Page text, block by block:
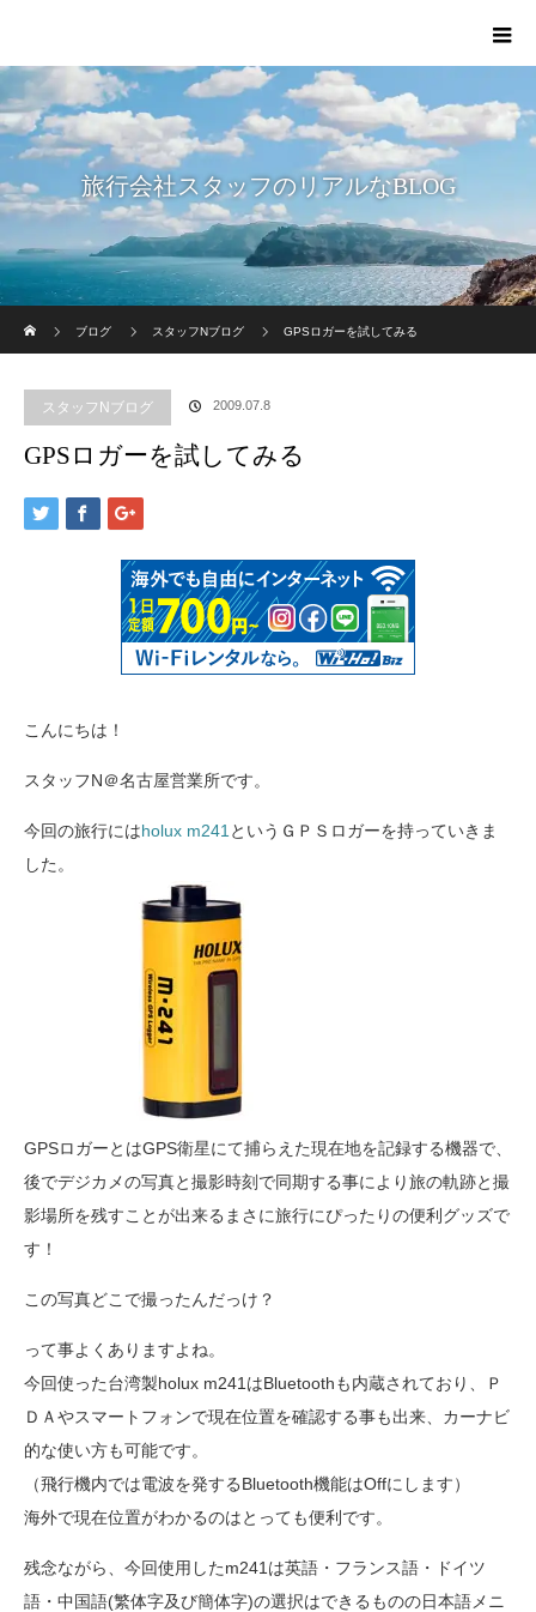
旅行会社スタッフのリアルなBLOG
ブログ
スタッフNブログ GPSロガーを試してみる
スタッフNブログ 2009.07.8
GPSロガーを試してみる
こんにちは！
スタッフN＠名古屋営業所です。
今回の旅行にはholux m241 というＧＰＳロガーを持っていきま
した。
GPSロガーとはGPS衛星にて捕らえた現在地を記録する機器で、
後でデジカメの写真と撮影時刻で同期する事により旅の軌跡と撮
影場所を残すことが出来るまさに旅行にぴったりの便利グッズで
す！
この写真どこで撮ったんだっけ？
って事よくありますよね。
今回使った台湾製holux m241はBluetoothも内蔵されており、Ｐ
ＤＡやスマートフォンで現在位置を確認する事も出来、カーナビ
的な使い方も可能です。
（飛行機内では電波を発するBluetooth機能はOffにします）
海外で現在位置がわかるのはとっても便利です。
残念ながら、今回使用したm241は英語・フランス語・ドイツ
語・中国語(繁体字及び簡体字)の選択はできるものの日本語メニ